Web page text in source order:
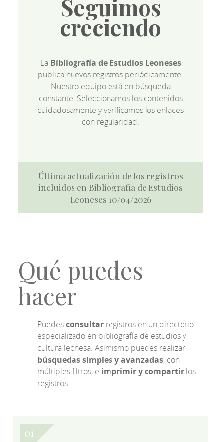
Seguimos
creciendo
La Bibliografía de Estudios Leoneses
publica nuevos registros periódicamente.
Nuestro equipo está en búsqueda
constante. Seleccionamos los contenidos
cuidadosamente y verificamos los enlaces
con regularidad.
Última actualización de los registros
incluidos en Bibliografía de Estudios
Leoneses 10/04/2026
Qué puedes
hacer
Puedesconsultar registros en un directorio
especializado en bibliografía de estudios y
cultura leonesa. Asimismo puedes realizar
búsquedas simples y avanzadas, con
múltiples filtros, e imprimir y compartir los
registros.